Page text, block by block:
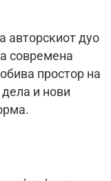
авторскиот дуо
современа
простор на
и нови